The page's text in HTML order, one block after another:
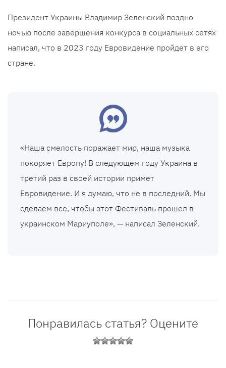
Президент Украины Владимир Зеленский поздно
ночью после завершения конкурса в социальных сетях
написал, что в 2023 году Евровидение пройдет в его
стране.
«Наша смелость поражает мир, наша музыка
покоряет Европу! В следующем году Украина в
третий раз в своей истории примет
Евровидение. И я думаю, что не в последний. Мы
сделаем все, чтобы этот Фестиваль прошел в
украинском Мариуполе», — написал Зеленский.
Понравилась статья? Оцените